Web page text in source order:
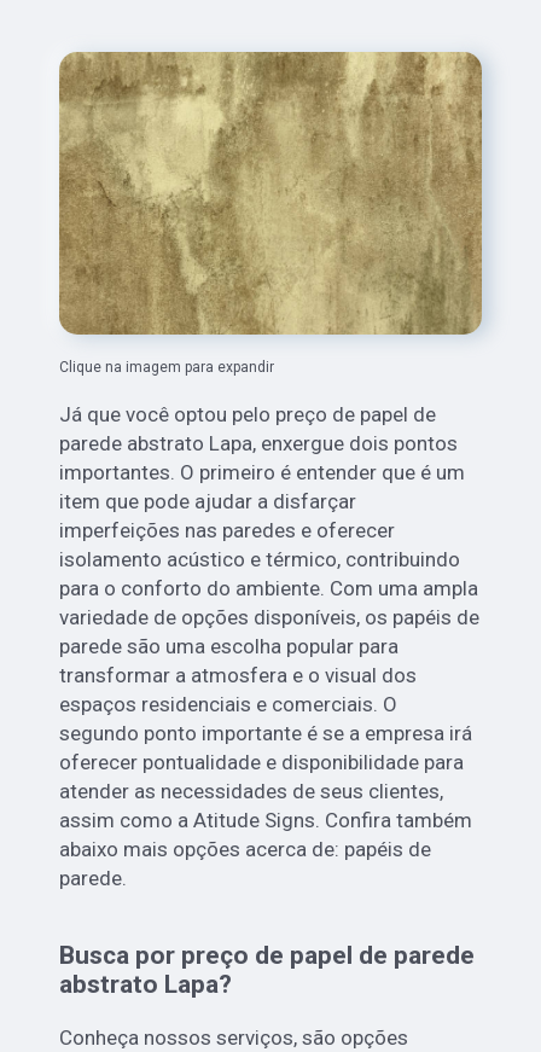
Clique na imagem para expandir
Já que você optou pelo preço de papel de
parede abstrato Lapa, enxergue dois pontos
importantes. O primeiro é entender que é um
item que pode ajudar a disfarçar
imperfeições nas paredes e oferecer
isolamento acústico e térmico, contribuindo
para o conforto do ambiente. Com uma ampla
variedade de opções disponíveis, os papéis de
parede são uma escolha popular para
transformar a atmosfera e o visual dos
espaços residenciais e comerciais. O
segundo ponto importante é se a empresa irá
oferecer pontualidade e disponibilidade para
atender as necessidades de seus clientes,
assim como a Atitude Signs. Confira também
abaixo mais opções acerca de: papéis de
parede.
Busca por preço de papel de parede
abstrato Lapa?
Conheça nossos serviços, são opções